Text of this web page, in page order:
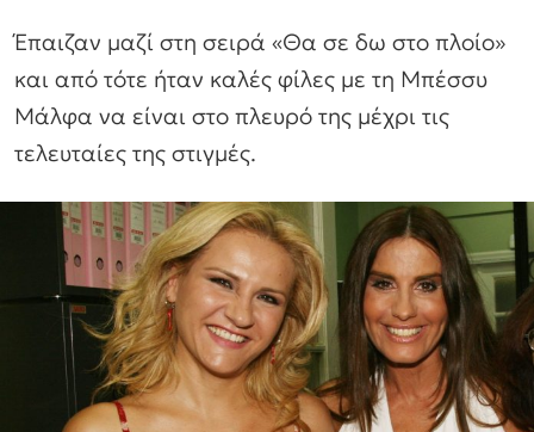
Έπαιζαν μαζί στη σειρά «Θα σε δω στο πλοίο»
και από τότε ήταν καλές φίλες με τη Μπέσσυ
Μάλφα να είναι στο πλευρό της μέχρι τις
τελευταίες της στιγμές.